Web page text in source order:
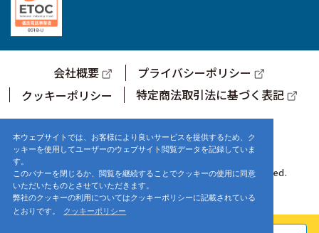
本ウェブサイトでは、お客様により良いサービスを提供するため、ク
ッキーを使用してユーザーのウェブサイト閲覧データを記録していま
す。
このバナーを閉じるか、閲覧を継続することでクッキーの使用に同意
いただいたものとさせていただきます。
弊社のクッキーの利用についてはクッキーポリシーに記載されている
とおりです。
クッキーポリシー
会社概要
プライバシーポリシー
クッキーポリシー
特定商法取引法に基づく表記
サポートセンター営業時間
9:00～17:00 (土・日・祝日を除く)
© 2021-2025 株式会社まほろば工房. ALL Rights Reserved.